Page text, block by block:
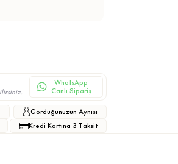
WhatsApp
Canlı Sipariş
Gördüğünüzün Aynısı
Kredi Kartına 3 Taksit